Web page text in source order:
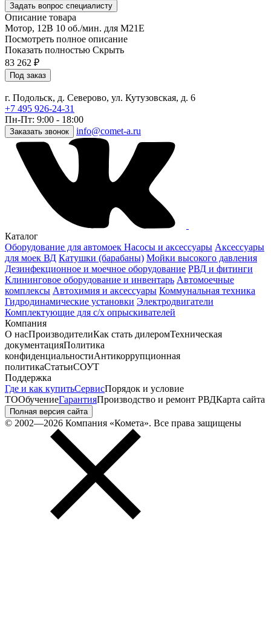
Задать вопрос специалисту
Описание товара
Мотор, 12В 10 об./мин. для M21E
Посмотреть полное описание
Показать полностью Скрыть
83 262 ₽
Под заказ
г. Подольск, д. Северово, ул. Кутузовская, д. 6
+7 495 926-24-31
Пн-Пт: 9:00 - 18:00
Заказать звонок info@comet-a.ru
Каталог
Оборудование для автомоек Насосы и аксессуары Аксессуары
для моек ВД Катушки (барабаны) Мойки высокого давления
Дезинфекционное и моечное оборудование РВД и фитинги
Клининговое оборудование и инвентарь Автомоечные
комплексы Автохимия и аксессуары Коммунальная техника
Гидродинамические установки Электродвигатели
Комплектующие для с/х опрыскивателей
Компания
О насПроизводителиКак стать дилеромТехническая
документацияПолитика
конфиденциальностиАнтикоррупционная
политикаСтатьиСОУТ
Поддержка
Где и как купитьСервисПорядок и условие
ТООбучениеГарантияПроизводство и ремонт РВДКарта сайта
Полная версия сайта
© 2002—2026 Компания «Комета». Все права защищены